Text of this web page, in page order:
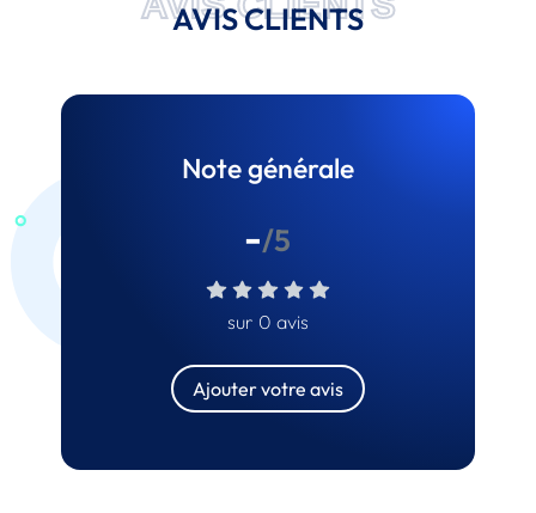
AVIS CLIENTS
Note générale
-/5
sur 0 avis
Ajouter votre avis